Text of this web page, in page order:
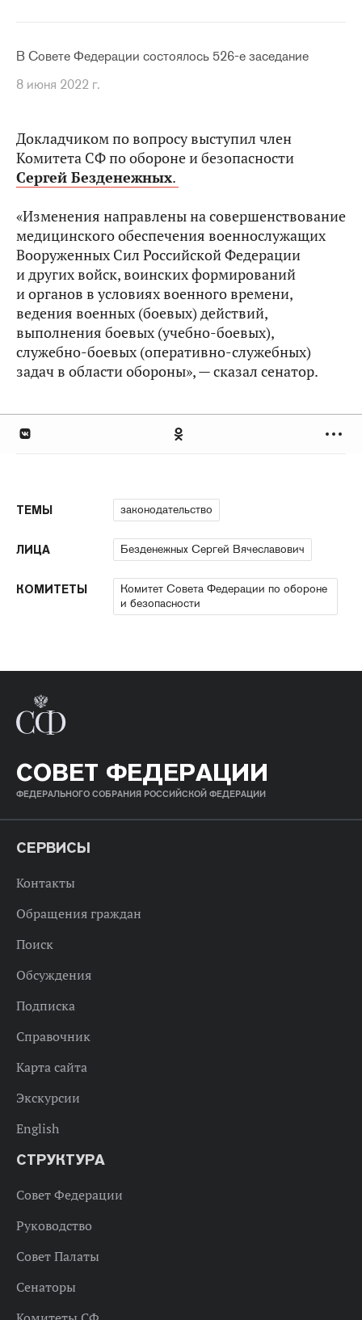
В Совете Федерации состоялось 526-е заседание
8 июня 2022 г.
Докладчиком по вопросу выступил член
Комитета СФ по обороне и безопасности
Сергей Безденежных.
«Изменения направлены на совершенствование
медицинского обеспечения военнослужащих
Вооруженных Сил Российской Федерации
и других войск, воинских формирований
и органов в условиях военного времени,
ведения военных (боевых) действий,
выполнения боевых (учебно-боевых),
служебно-боевых (оперативно-служебных)
задач в области обороны», — сказал сенатор.
ТЕМЫ законодательство
ЛИЦА Безденежных Сергей Вячеславович
КОМИТЕТЫ
Комитет Совета Федерации по обороне
и безопасности
СОВЕТ ФЕДЕРАЦИИ
ФЕДЕРАЛЬНОГО СОБРАНИЯ РОССИЙСКОЙ ФЕДЕРАЦИИ
СЕРВИСЫ
Контакты
Обращения граждан
Поиск
Обсуждения
Подписка
Справочник
Карта сайта
Экскурсии
English
СТРУКТУРА
Совет Федерации
Руководство
Совет Палаты
Сенаторы